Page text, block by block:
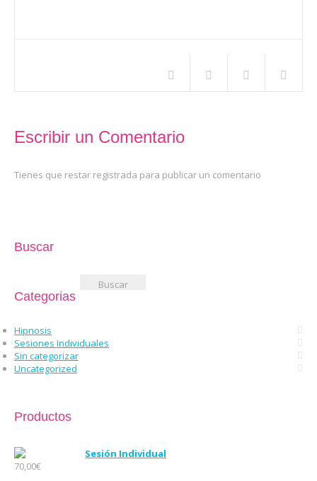
Escribir un Comentario
Tienes que restar registrada para publicar un comentario
Buscar
Categorias
Hipnosis
Sesiones Individuales
Sin categorizar
Uncategorized
Productos
Sesión Individual
70,00€